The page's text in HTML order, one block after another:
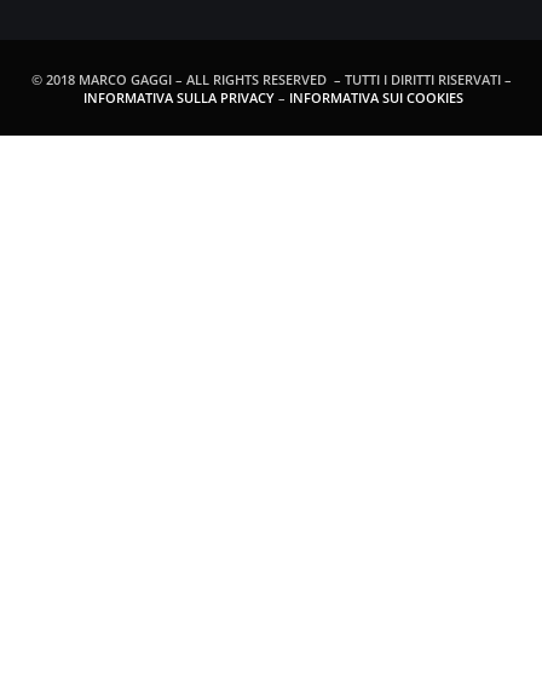
© 2018 MARCO GAGGI – ALL RIGHTS RESERVED – TUTTI I DIRITTI RISERVATI –
INFORMATIVA SULLA PRIVACY– INFORMATIVA SUI COOKIES